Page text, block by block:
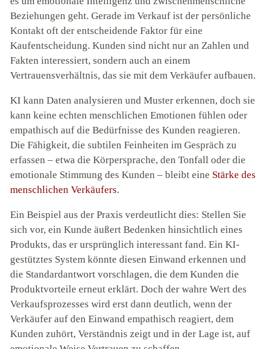
Beziehungen geht. Gerade im Verkauf ist der persönliche
Kontakt oft der entscheidende Faktor für eine
Kaufentscheidung. Kunden sind nicht nur an Zahlen und
Fakten interessiert, sondern auch an einem
Vertrauensverhältnis, das sie mit dem Verkäufer aufbauen.
KI kann Daten analysieren und Muster erkennen, doch sie
kann keine echten menschlichen Emotionen fühlen oder
empathisch auf die Bedürfnisse des Kunden reagieren.
Die Fähigkeit, die subtilen Feinheiten im Gespräch zu
erfassen – etwa die Körpersprache, den Tonfall oder die
emotionale Stimmung des Kunden – bleibt eine Stärke des
menschlichen Verkäufers.
Ein Beispiel aus der Praxis verdeutlicht dies: Stellen Sie
sich vor, ein Kunde äußert Bedenken hinsichtlich eines
Produkts, das er ursprünglich interessant fand. Ein KI-
gestütztes System könnte diesen Einwand erkennen und
die Standardantwort vorschlagen, die dem Kunden die
Produktvorteile erneut erklärt. Doch der wahre Wert des
Verkaufsprozesses wird erst dann deutlich, wenn der
Verkäufer auf den Einwand empathisch reagiert, dem
Kunden zuhört, Verständnis zeigt und in der Lage ist, auf